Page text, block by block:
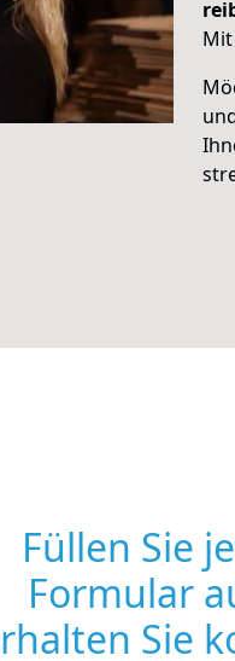
Füllen Sie
Formular
Sie